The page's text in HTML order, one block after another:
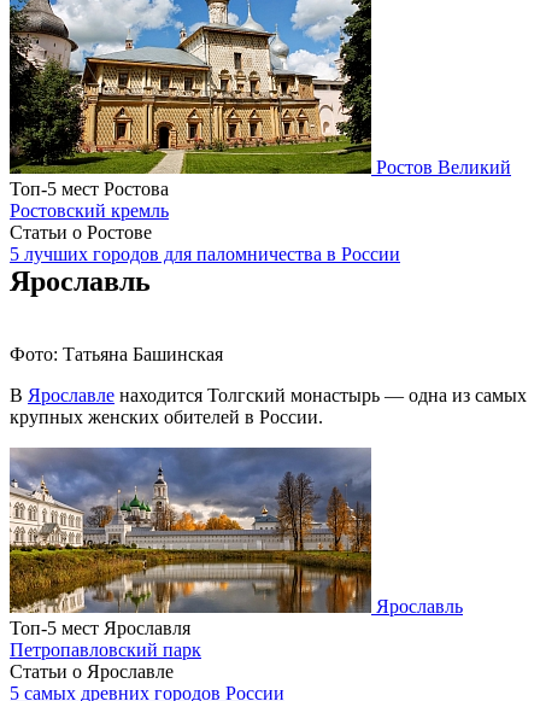
Ростов Великий
Топ-5 мест Ростова
Ростовский кремль
Статьи о Ростове
5 лучших городов для паломничества в России
Ярославль
Фото: Татьяна Башинская
В Ярославле находится Толгский монастырь — одна из самых
крупных женских обителей в России.
Ярославль
Топ-5 мест Ярославля
Петропавловский парк
Статьи о Ярославле
5 самых древних городов России